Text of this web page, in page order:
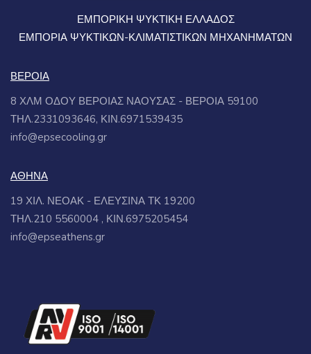
ΕΜΠΟΡΙΚΗ ΨΥΚΤΙΚΗ ΕΛΛΑΔΟΣ
ΕΜΠΟΡΙΑ ΨΥΚΤΙΚΩΝ-ΚΛΙΜΑΤΙΣΤΙΚΩΝ ΜΗΧΑΝΗΜΑΤΩΝ
ΒΕΡΟΙΑ
8 ΧΛΜ ΟΔΟΥ ΒΕΡΟΙΑΣ ΝΑΟΥΣΑΣ - ΒΕΡΟΙΑ 59100
ΤΗΛ.2331093646, ΚΙΝ.6971539435
info@epsecooling.gr
ΑΘΗΝΑ
19 ΧΙΛ. ΝΕΟΑΚ - ΕΛΕΥΣΙΝΑ ΤΚ 19200
ΤΗΛ.210 5560004 , ΚΙΝ.6975205454
info@epseathens.gr